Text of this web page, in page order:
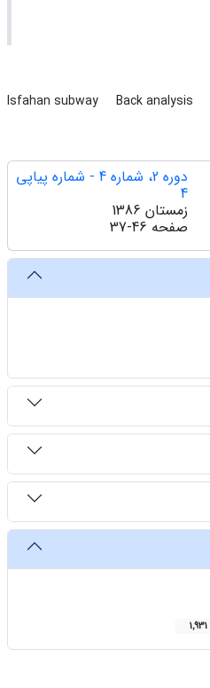
Isfahan subway Back analysis
دوره 2، شماره 4 - شماره پیاپی
4
زمستان 1386
صفحه 37-46
1,931